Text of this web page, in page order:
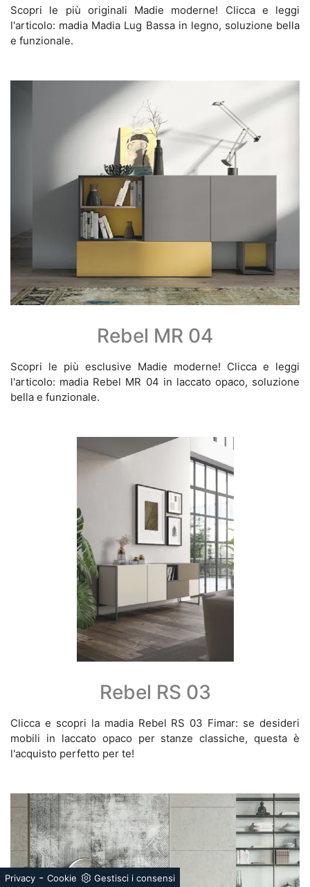
Privacy - Cookie Gestisci i consensi
Scopri le più originali Madie moderne! Clicca e leggi
l'articolo: madia Madia Lug Bassa in legno, soluzione bella
e funzionale.
Rebel MR 04
Scopri le più esclusive Madie moderne! Clicca e leggi
l'articolo: madia Rebel MR 04 in laccato opaco, soluzione
bella e funzionale.
Rebel RS 03
Clicca e scopri la madia Rebel RS 03 Fimar: se desideri
mobili in laccato opaco per stanze classiche, questa è
l'acquisto perfetto per te!